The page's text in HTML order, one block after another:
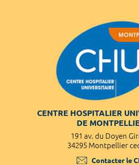
CENTRE HOSPITALIER
DE
191 av. du Doyen
34295 Montpellier
Contacter le